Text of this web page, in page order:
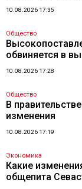
10.08.2026 17:35
Общество
обвиняется в
10.08.2026 17:28
Общество
В
изменения
10.08.2026 17:19
Экономика
Какие
общепита